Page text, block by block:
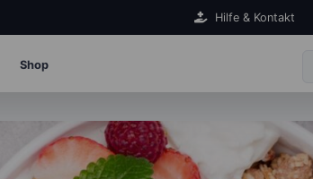
Hilfe & Kontakt
Shop